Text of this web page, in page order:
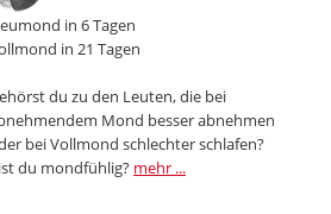
in 6 Tagen
in 21 Tagen
du zu den Leuten, die bei
Mond besser abnehmen
bei Vollmond schlechter schlafen?
du mondfühlig? mehr ...